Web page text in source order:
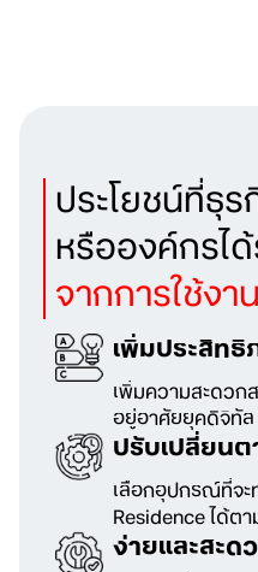
ประโยชน์ที่ธุร
หรือองค์กรไ
จากการใช้งาน
เพิ่มประสิทธิ
เพิ่มความสะดวก
อยู่อาศัยยุคดิจิทัล
ปรับเปลี่ยน
เลือกอุปกรณ์ที่จะ
Residence ได้ต
ง่ายและสะด